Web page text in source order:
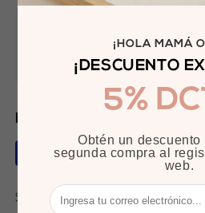
¡HOLA MAMÁ
¡DESCUENTO
5%
Obtén un descuento
segunda compra al
web.
Garantía
+
Pago
Métodos de pago
Seguir: